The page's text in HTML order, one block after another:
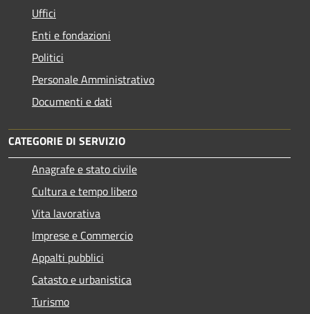
Uffici
Enti e fondazioni
Politici
Personale Amministrativo
Documenti e dati
CATEGORIE DI SERVIZIO
Anagrafe e stato civile
Cultura e tempo libero
Vita lavorativa
Imprese e Commercio
Appalti pubblici
Catasto e urbanistica
Turismo